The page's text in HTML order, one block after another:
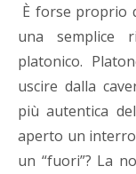
È forse proprio
una semplice
platonico.
uscire dalla
più autentica
aperto un
un “fuori”? La